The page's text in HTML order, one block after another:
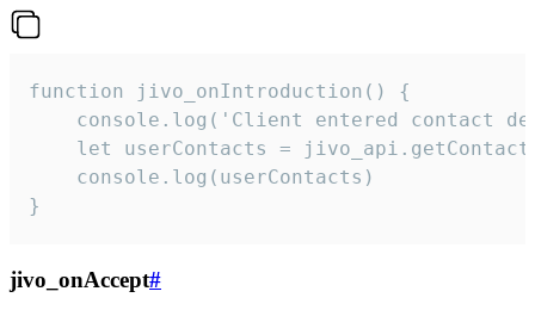
function jivo_onIntroduction() {
console.log('Client entered contact
let userContacts =
    console.log(userContacts)
}
jivo_onAccept#